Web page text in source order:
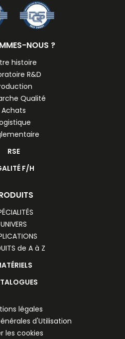
NOUS ?
histoire
R&D
Qualité
Achats
RSE
F/H
UNIVERS
de A à Z
légales
d'Utilisation
les cookies